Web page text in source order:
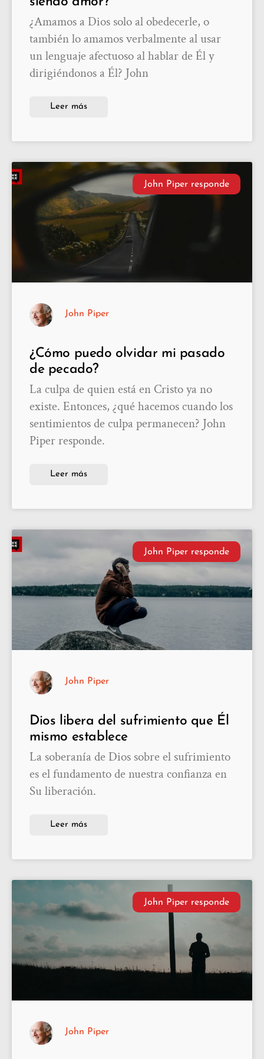
¿Amamos a Dios solo al obedecerle, o
también lo amamos verbalmente al usar
un lenguaje afectuoso al hablar de Él y
dirigiéndonos a Él? John
Leer más
John Piper responde
¿Cómo puedo olvidar mi pasado
de pecado?
La culpa de quien está en Cristo ya no
existe. Entonces, ¿qué hacemos cuando los
sentimientos de culpa permanecen? John
Piper responde.
Leer más
John Piper
John Piper responde
Dios libera del sufrimiento que Él
mismo establece
La soberanía de Dios sobre el sufrimiento
es el fundamento de nuestra confianza en
Su liberación.
Leer más
John Piper
John Piper responde
John Piper